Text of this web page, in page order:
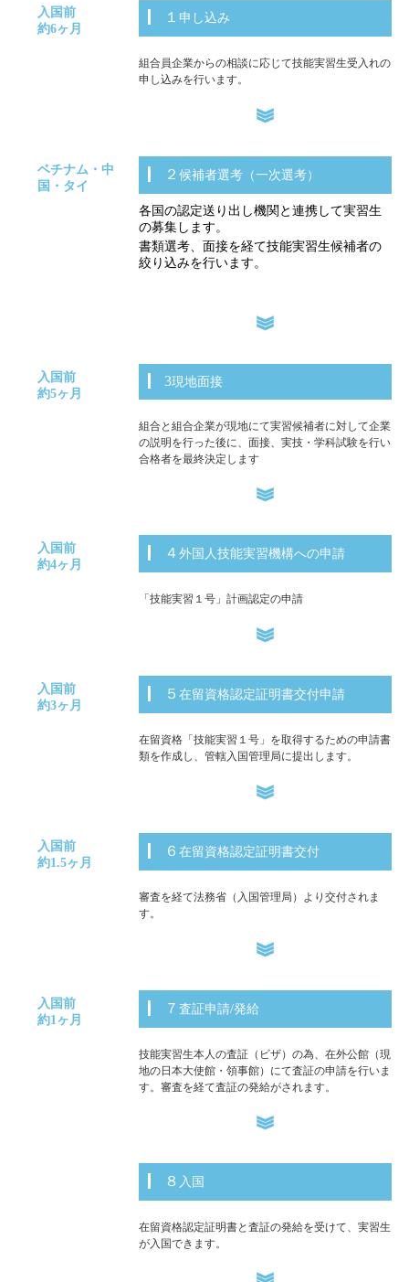
入国前
約6ヶ月
１申し込み
組合員企業からの相談に応じて技能実習生受入れの
申し込みを行います。
ベチナム・中
国・タイ
２候補者選考（一次選考）
各国の認定送り出し機関と連携して実習生
の募集します。
書類選考、面接を経て技能実習生候補者の
絞り込みを行います。
入国前
約5ヶ月
3現地面接
組合と組合企業が現地にて実習候補者に対して企業
の説明を行った後に、面接、実技・学科試験を行い
合格者を最終決定します
入国前
約4ヶ月
４外国人技能実習機構への申請
「技能実習１号」計画認定の申請
入国前
約3ヶ月
５在留資格認定証明書交付申請
在留資格「技能実習１号」を取得するための申請書
類を作成し、管轄入国管理局に提出します。
入国前
約1.5ヶ月
６在留資格認定証明書交付
審査を経て法務省（入国管理局）より交付されま
す。
入国前
約1ヶ月
７査証申請/発給
技能実習生本人の査証（ビザ）の為、在外公館（現
地の日本大使館・領事館）にて査証の申請を行いま
す。審査を経て査証の発給がされます。
８入国
在留資格認定証明書と査証の発給を受けて、実習生
が入国できます。